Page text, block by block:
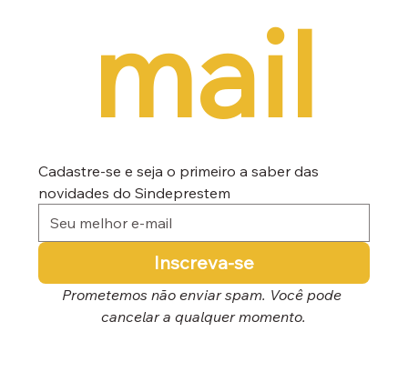
mail
Cadastre-se e seja o primeiro a saber das
novidades do Sindeprestem
Inscreva-se
Prometemos não enviar spam. Você pode
cancelar a qualquer momento.